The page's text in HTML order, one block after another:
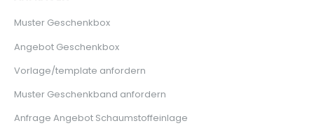
Muster Geschenkbox
Angebot Geschenkbox
Vorlage/template anfordern
Muster Geschenkband anfordern
Anfrage Angebot Schaumstoffeinlage